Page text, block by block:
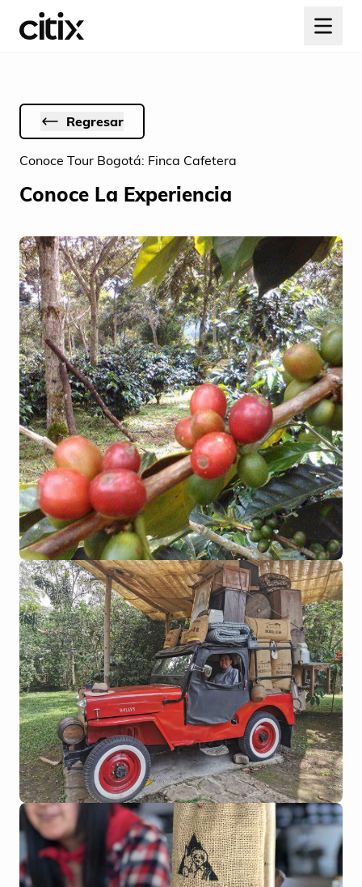
Conoce Tour Bogotá: Finca Cafetera
Regresar
Conoce La Experiencia